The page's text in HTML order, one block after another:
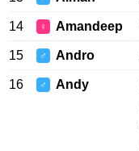
14 ♀ Amandeep
15 ♂ Andro
16 ♂ Andy